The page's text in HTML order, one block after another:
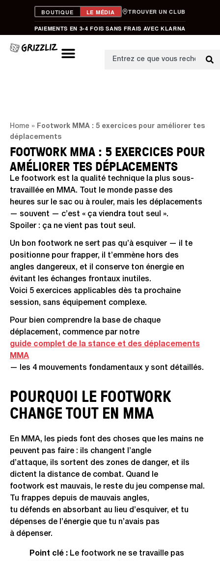
BOUTIQUE LE MÉDIA TROUVER UN CLUB
PAIEMENTS EN 3-4 FOIS SANS FRAIS AVEC KLARNA
Home » Footwork MMA : 5 exercices pour améliorer tes
déplacements
FOOTWORK MMA : 5 EXERCICES POUR
AMÉLIORER TES DÉPLACEMENTS
Le footwork est la qualité technique la plus sous-
travaillée en MMA. Tout le monde passe des
heures sur le sac ou à rouler, mais les déplacements
— souvent — c’est « ça viendra tout seul ».
Spoiler : ça ne vient pas tout seul.
Un bon footwork ne sert pas qu’à esquiver — il te
positionne pour frapper, il t’emmène hors des
angles dangereux, et il conserve ton énergie en
évitant les échanges frontaux inutiles.
Voici 5 exercices applicables dès ta prochaine
session, sans équipement complexe.
Pour bien comprendre la base de chaque
déplacement, commence par notre
guide complet de la stance et des déplacements
MMA
— les 4 mouvements fondamentaux y sont détaillés.
POURQUOI LE FOOTWORK
CHANGE TOUT EN MMA
En MMA, les pieds font des choses que les mains ne
peuvent pas faire : ils changent l’angle
d’attaque, ils sortent des zones de danger, et ils
dictent la distance de combat. Quand le
footwork est mauvais, le reste du jeu compense mal.
Tu frappes depuis de mauvais angles,
tu défends en absorbant au lieu d’esquiver, et tu
dépenses de l’énergie que tu n’avais pas
à dépenser.
Point clé : Le footwork ne se travaille pas